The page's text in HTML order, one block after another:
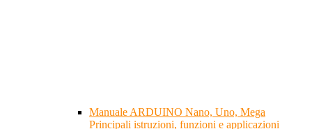
Manuale ARDUINO Nano, Uno, Mega
Principali istruzioni, funzioni e applicazioni